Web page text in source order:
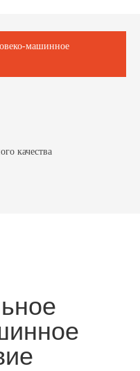
машинное
качества